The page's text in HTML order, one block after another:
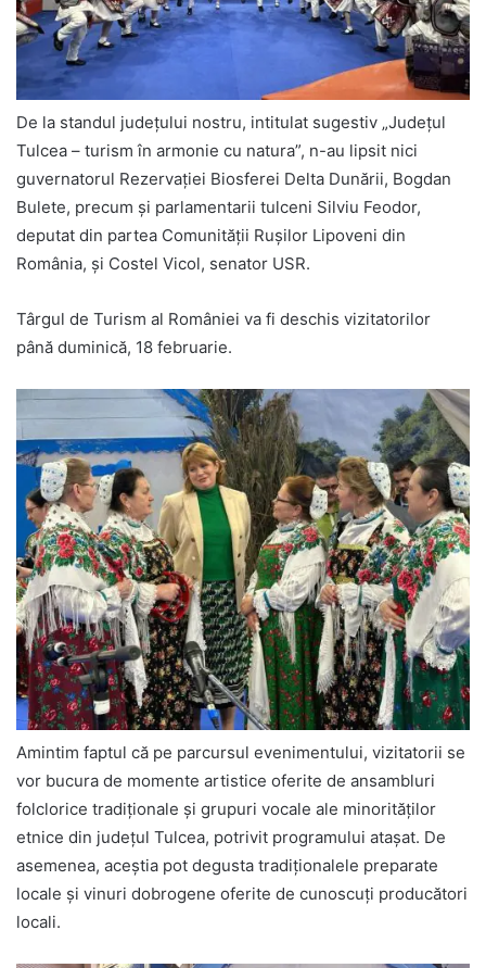
De la standul județului nostru, intitulat sugestiv „Județul
Tulcea – turism în armonie cu natura”, n-au lipsit nici
guvernatorul Rezervației Biosferei Delta Dunării, Bogdan
Bulete, precum și parlamentarii tulceni Silviu Feodor,
deputat din partea Comunității Rușilor Lipoveni din
România, și Costel Vicol, senator USR.
Târgul de Turism al României va fi deschis vizitatorilor
până duminică, 18 februarie.
Amintim faptul că pe parcursul evenimentului, vizitatorii se
vor bucura de momente artistice oferite de ansambluri
folclorice tradiționale și grupuri vocale ale minorităților
etnice din județul Tulcea, potrivit programului atașat. De
asemenea, aceștia pot degusta tradiționalele preparate
locale și vinuri dobrogene oferite de cunoscuți producători
locali.